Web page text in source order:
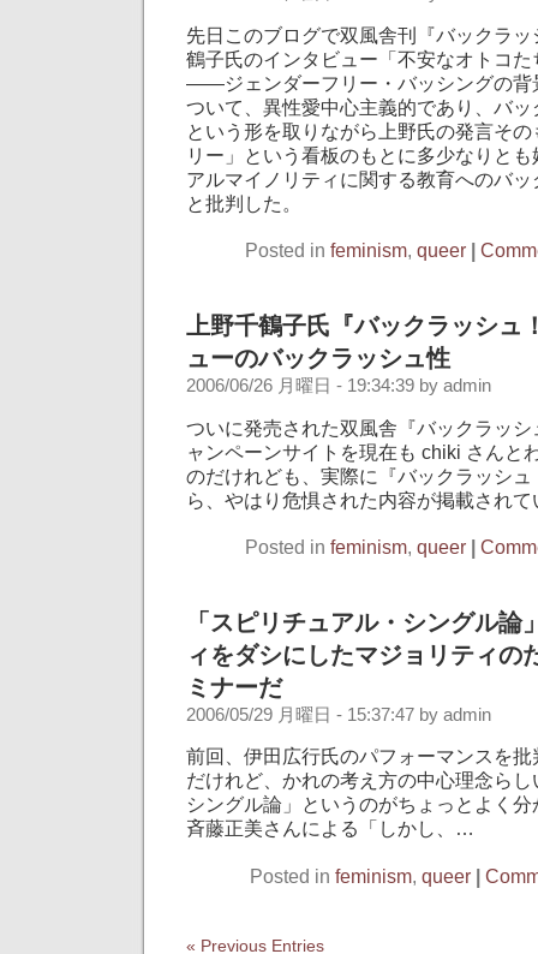
先日このブログで双風舎刊『バックラ
鶴子氏のインタビュー「不安なオトコ
——ジェンダーフリー・バッシングの
ついて、異性愛中心主義的であり、バ
という形を取りながら上野氏の発言そ
リー」という看板のもとに多少なりと
アルマイノリティに関する教育へのバ
と批判した。
Posted in feminism, queer |
上野千鶴子氏『バックラッシュ
ューのバックラッシュ性
2006/06/26 月曜日 - 19:34:39 by admin
ついに発売された双風舎『バックラッ
ャンペーンサイトを現在も chiki さんと
のだけれども、実際に『バックラッシ
ら、やはり危惧された内容が掲載されて
Posted in feminism, queer |
「スピリチュアル・シングル論
ィをダシにしたマジョリティの
ミナーだ
2006/05/29 月曜日 - 15:37:47 by admin
前回、伊田広行氏のパフォーマンスを
だけれど、かれの考え方の中心理念ら
シングル論」というのがちょっとよく
斉藤正美さんによる「しかし、…
Posted in feminism, queer |
« Previous Entries